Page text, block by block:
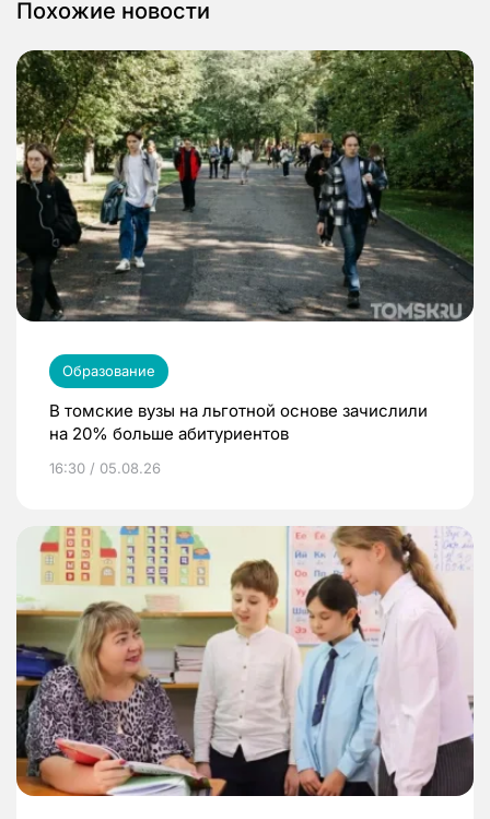
Похожие новости
Образование
В томские вузы на льготной основе зачислили
на 20% больше абитуриентов
16:30 / 05.08.26